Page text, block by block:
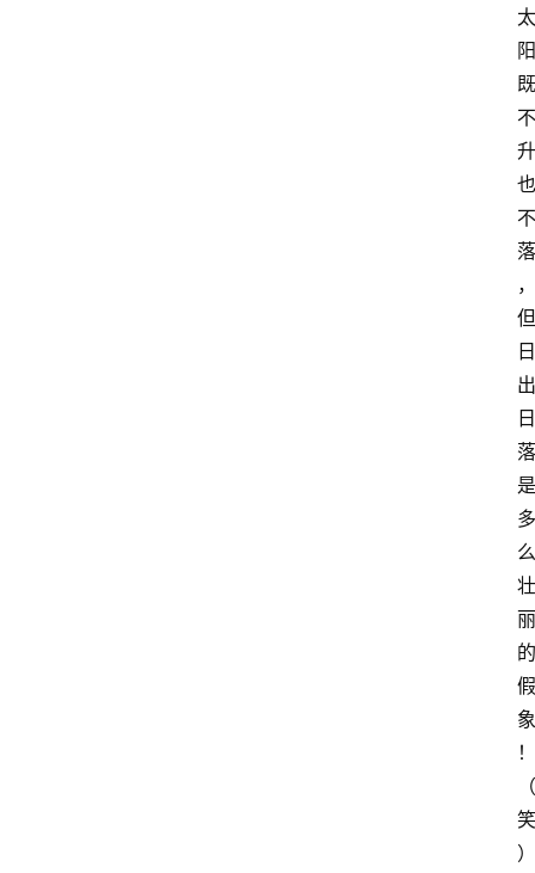
太
阳
既
不
升
也
不
落
，
但
日
出
日
落
是
多
么
壮
丽
的
假
象
！
（
笑
）